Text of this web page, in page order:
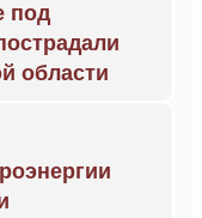
под
области